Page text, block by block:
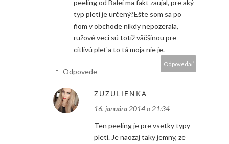
peeling od Balei ma fakt zaujal, pre aký
typ pleti je určený?Ešte som sa po
ňom v obchode nikdy nepozerala,
ružové veci sú totiž väčšinou pre
citlivú pleť a to tá moja nie je.
Odpovedať
Odpovede
ZUZULIENKA
16. januára 2014 o 21:34
Ten peeling je pre vsetky typy
pleti. Je naozaj taky jemny, ze